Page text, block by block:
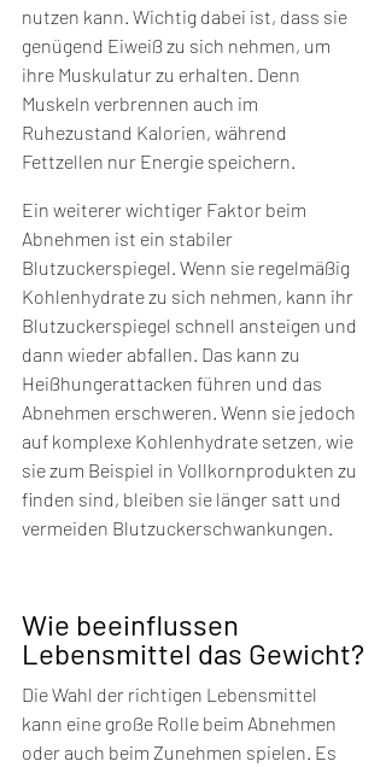
nutzen kann. Wichtig dabei ist, dass sie
genügend Eiweiß zu sich nehmen, um
ihre Muskulatur zu erhalten. Denn
Muskeln verbrennen auch im
Ruhezustand Kalorien, während
Fettzellen nur Energie speichern.
Ein weiterer wichtiger Faktor beim
Abnehmen ist ein stabiler
Blutzuckerspiegel. Wenn sie regelmäßig
Kohlenhydrate zu sich nehmen, kann ihr
Blutzuckerspiegel schnell ansteigen und
dann wieder abfallen. Das kann zu
Heißhungerattacken führen und das
Abnehmen erschweren. Wenn sie jedoch
auf komplexe Kohlenhydrate setzen, wie
sie zum Beispiel in Vollkornprodukten zu
finden sind, bleiben sie länger satt und
vermeiden Blutzuckerschwankungen.
Wie beeinflussen
Lebensmittel das Gewicht?
Die Wahl der richtigen Lebensmittel
kann eine große Rolle beim Abnehmen
oder auch beim Zunehmen spielen. Es